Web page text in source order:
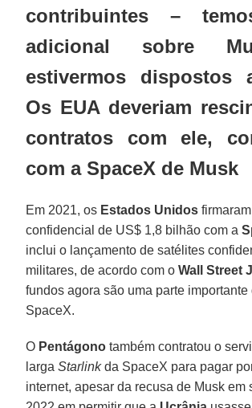
contribuintes –
adicional sobre
estivermos dispostos
Os EUA deveriam
contratos com ele,
com a SpaceX de Musk
Em 2021, os Estados Unidos
confidencial de US$ 1,8 bilhão com a
inclui o lançamento de satélites
militares, de acordo com oWall Street
fundos agora são uma parte importante
SpaceX.
O Pentágono também contratou o
largaStarlinkda SpaceX para pagar
internet, apesar da recusa de Musk em